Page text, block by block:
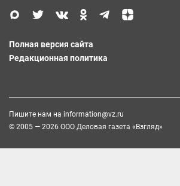
Полная версия сайта
Редакционная политика
Пишите нам на information@vz.ru
© 2005 — 2026 ООО Деловая газета «Взгляд»